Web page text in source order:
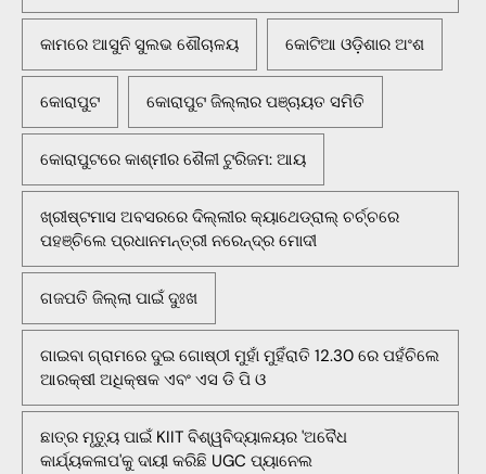
କାମରେ ଆସୁନି ସୁଲଭ ଶୌଚାଳୟ କୋଟିଆ ଓଡ଼ିଶାର ଅଂଶ
କୋରାପୁଟ କୋରାପୁଟ ଜିଲ୍ଲାର ପଞ୍ଚାୟତ ସମିତି
କୋରାପୁଟରେ କାଶ୍ମୀର ଶୈଳୀ ଟୁରିଜମ: ଆୟ
ଖ୍ରୀଷ୍ଟମାସ ଅବସରରେ ଦିଲ୍ଲୀର କ୍ୟାଥେଡ୍ରାଲ୍ ଚର୍ଚ୍ଚରେ
ପହଞ୍ଚିଲେ ପ୍ରଧାନମନ୍ତ୍ରୀ ନରେନ୍ଦ୍ର ମୋଦୀ
ଗଜପତି ଜିଲ୍ଲା ପାଇଁ ଦୁଃଖ
ଗାଇବା ଗ୍ରାମରେ ଦୁଇ ଗୋଷ୍ଠୀ ମୁହାଁ ମୁହିଁରାତି 12.30 ରେ ପହଁଚିଲେ
ଆରକ୍ଷୀ ଅଧିକ୍ଷକ ଏବଂ ଏସ ଡି ପି ଓ
ଛାତ୍ର ମୃତ୍ୟୁ ପାଇଁ KIIT ବିଶ୍ୱବିଦ୍ୟାଳୟର 'ଅବୈଧ
କାର୍ଯ୍ୟକଳାପ'କୁ ଦାୟୀ କରିଛି UGC ପ୍ୟାନେଲ